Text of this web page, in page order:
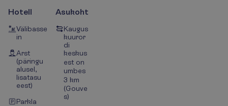
Hotell
Välibasse
in
Arst
(päringu
alusel,
lisatasu
eest)
Parkla
Asukoht
Kaugus
kuuror
di
keskus
est on
umbes
3 km
(Gouve
s)